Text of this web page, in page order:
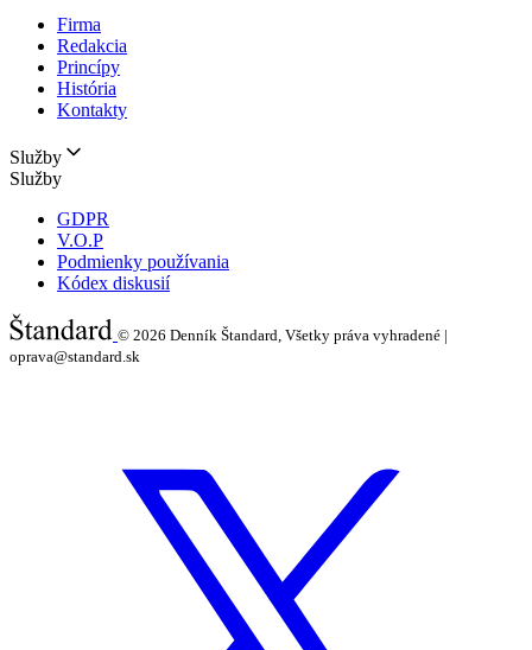
Firma
Redakcia
Princípy
História
Kontakty
Služby
Služby
GDPR
V.O.P
Podmienky používania
Kódex diskusií
© 2026 Denník Štandard, Všetky práva vyhradené |
oprava@standard.sk